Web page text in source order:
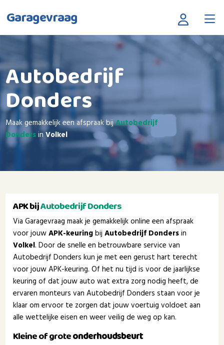
Garagevraag
Autobedrijf
Donders
Maak gemakkelijk een afspraak bijAutobedrijf
DondersinVolkel
APK bijAutobedrijf Donders
Via Garagevraag maak je gemakkelijk online een afspraak
voor jouwAPK-keuringbijAutobedrijf Dondersin
Volkel. Door de snelle en betrouwbare service van
Autobedrijf Donders kun je met een gerust hart terecht
voor jouw APK-keuring. Of het nu tijd is voor de jaarlijkse
keuring of dat jouw auto wat extra zorg nodig heeft, de
ervaren monteurs van Autobedrijf Donders staan voor je
klaar om ervoor te zorgen dat jouw voertuig voldoet aan
alle wettelijke eisen en weer veilig de weg op kan.
Kleine of groteonderhoudsbeurt